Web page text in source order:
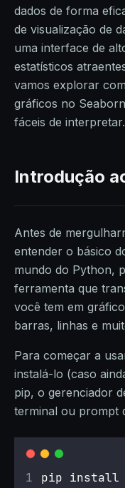
dados de forma
de visualização de
uma interface de
estatísticos
vamos explorar
gráficos no
fáceis de
Introdução
Antes de
entender o básico
mundo do Python,
ferramenta que
você tem em
barras, linhas e
Para começar a
instalá-lo (caso
pip, o gerenciador
terminal ou prompt
pip install